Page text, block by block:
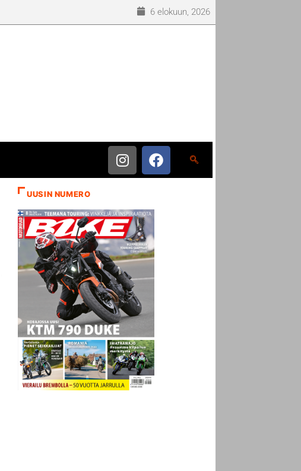
6 elokuun, 2026
UUSIN NUMERO